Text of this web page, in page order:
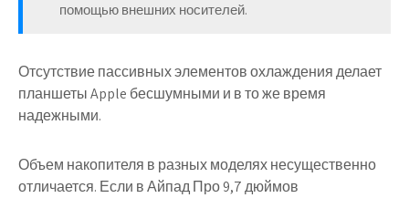
помощью внешних носителей.
Отсутствие пассивных элементов охлаждения делает
планшеты Apple бесшумными и в то же время
надежными.
Объем накопителя в разных моделях несущественно
отличается. Если в Айпад Про 9,7 дюймов